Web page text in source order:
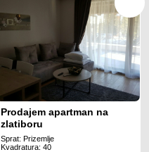
Prodajem apartman na
zlatiboru
Sprat: Prizemlje
Kvadratura: 40